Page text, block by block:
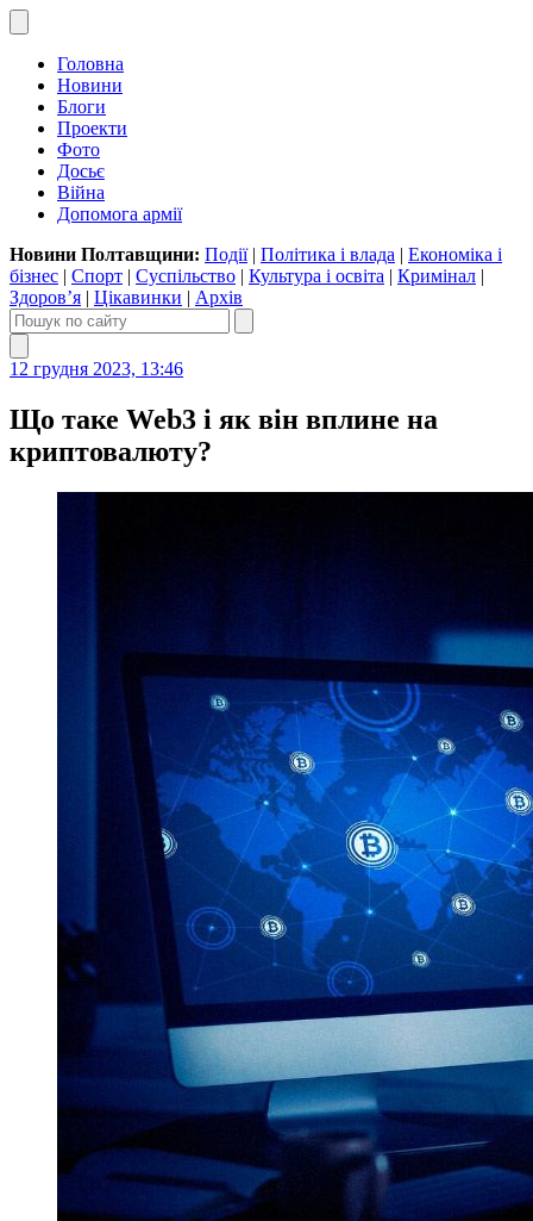
Головна
Новини
Блоги
Проекти
Фото
Досьє
Війна
Допомога армії
Новини Полтавщини: Події| Політика і влада | Економіка і
бізнес | Спорт | Суспільство | Культура і освіта | Кримінал |
Здоров’я | Цікавинки | Архів
12 грудня 2023, 13:46
Що таке Web3 і як він вплине на
криптовалюту?